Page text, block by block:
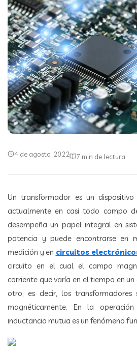
4 de agosto, 2022 7 min de lectura
Un transformador es un
actualmente en casi todo campo
desempeña un papel integral en
potencia y puede encontrarse en
medición y en circuitos
circuito en el cual el campo
corriente que varía en el tiempo en
otro, es decir, los transformadores
magnéticamente. En la
inductancia mutua es un fenómeno